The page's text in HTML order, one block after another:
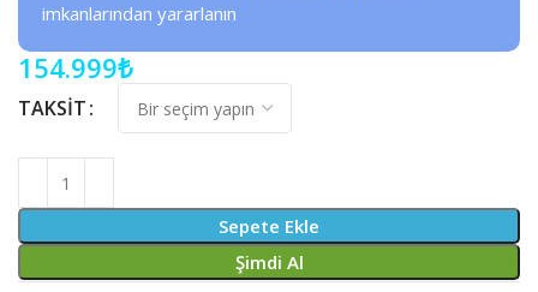
imkanlarından yararlanın
154.999₺
TAKSIT
Sepete Ekle
Şimdi Al